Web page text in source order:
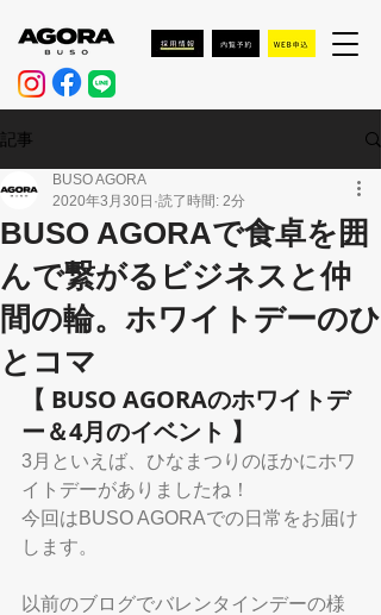
記事
BUSO AGORAで食卓を囲
んで繋がるビジネスと仲
間の輪。ホワイトデーのひ
とコマ
BUSO AGORA
2020年3月30日 読了時間: 2分
【 BUSO AGORAのホワイトデ
ー＆4月のイベント 】
3月といえば、ひなまつりのほかにホワ
イトデーがありましたね！
今回はBUSO AGORAでの日常をお届け
します。
以前のブログでバレンタインデーの様